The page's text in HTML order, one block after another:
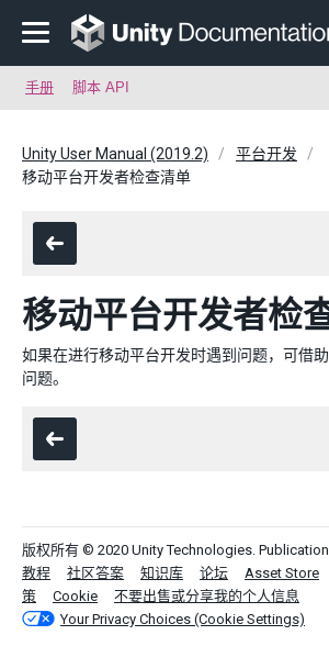
手册 脚本 API
Unity User Manual (2019.2)
平台开发
移动平台开发者检查清单
移动平台开发者检
如果在进行移动平台开发时遇到问题，可借
问题。
版权所有 © 2020 Unity Technologies.
教程
社区答案 知识库 论坛 Asset Store
策
Cookie
不要出售或分享我的个人信息
Your Privacy Choices (Cookie Settings)